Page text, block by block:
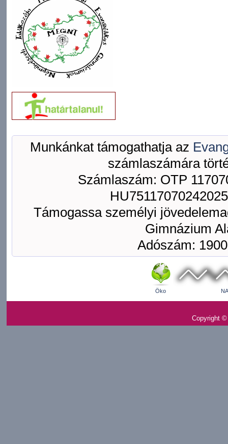
Munkánkat támogathatja az
számlaszámára
Számlaszám: OTP
Támogassa személyi
Gimnázium
Adószám:
Öko
Copyright